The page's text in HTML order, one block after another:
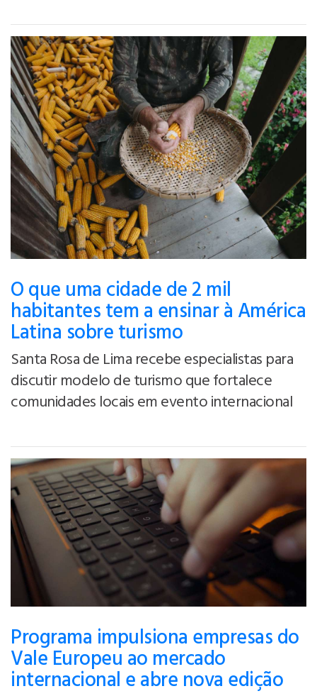
O que uma cidade de 2 mil
habitantes tem a ensinar à América
Latina sobre turismo
Santa Rosa de Lima recebe especialistas para
discutir modelo de turismo que fortalece
comunidades locais em evento internacional
Programa impulsiona empresas do
Vale Europeu ao mercado
internacional e abre nova edição